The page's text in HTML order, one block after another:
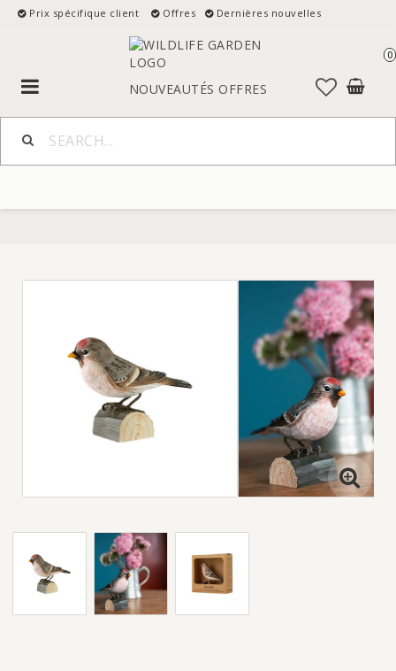
Prix spécifique client Offres Dernières nouvelles
NOUVEAUTÉS OFFRES
0
Toggle
navigation